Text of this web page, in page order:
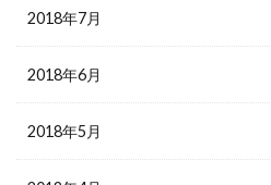
2018年7月
2018年6月
2018年5月